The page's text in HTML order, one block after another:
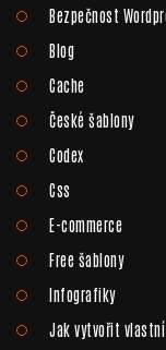
Bezpečnost
Blog
Cache
České šablony
Codex
Css
E-commerce
Free šablony
Infografiky
Jak vytvořit vlastní